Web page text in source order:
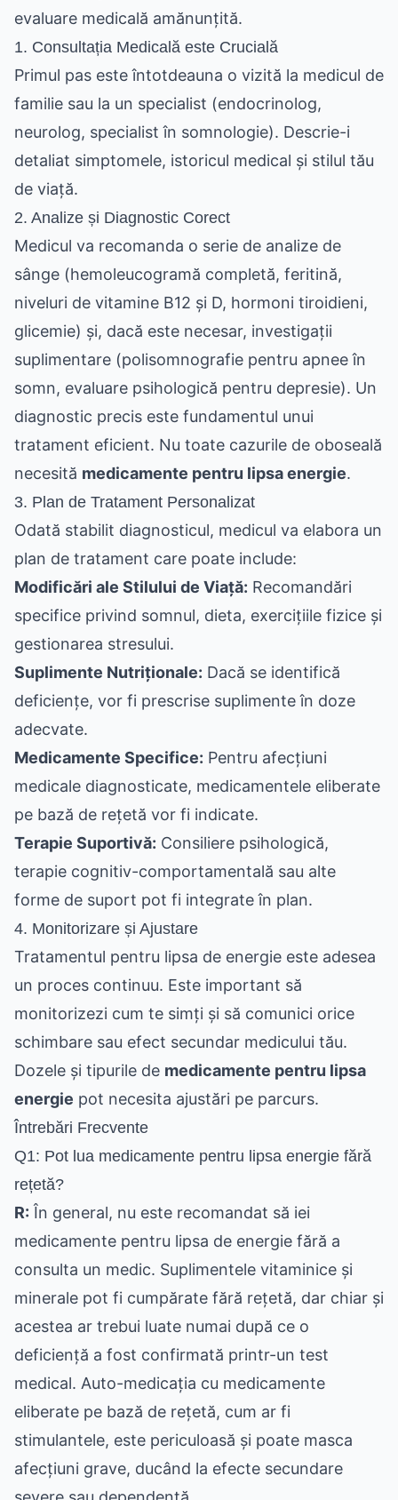
evaluare medicală amănunțită.
1. Consultația Medicală este Crucială
Primul pas este întotdeauna o vizită la medicul de
familie sau la un specialist (endocrinolog,
neurolog, specialist în somnologie). Descrie-i
detaliat simptomele, istoricul medical și stilul tău
de viață.
2. Analize și Diagnostic Corect
Medicul va recomanda o serie de analize de
sânge (hemoleucogramă completă, feritină,
niveluri de vitamine B12 și D, hormoni tiroidieni,
glicemie) și, dacă este necesar, investigații
suplimentare (polisomnografie pentru apnee în
somn, evaluare psihologică pentru depresie). Un
diagnostic precis este fundamentul unui
tratament eficient. Nu toate cazurile de oboseală
necesită medicamente pentru lipsa energie.
3. Plan de Tratament Personalizat
Odată stabilit diagnosticul, medicul va elabora un
plan de tratament care poate include:
Modificări ale Stilului de Viață: Recomandări
specifice privind somnul, dieta, exercițiile fizice și
gestionarea stresului.
Suplimente Nutriționale: Dacă se identifică
deficiențe, vor fi prescrise suplimente în doze
adecvate.
Medicamente Specifice: Pentru afecțiuni
medicale diagnosticate, medicamentele eliberate
pe bază de rețetă vor fi indicate.
Terapie Suportivă: Consiliere psihologică,
terapie cognitiv-comportamentală sau alte
forme de suport pot fi integrate în plan.
4. Monitorizare și Ajustare
Tratamentul pentru lipsa de energie este adesea
un proces continuu. Este important să
monitorizezi cum te simți și să comunici orice
schimbare sau efect secundar medicului tău.
Dozele și tipurile de medicamente pentru lipsa
energie pot necesita ajustări pe parcurs.
Întrebări Frecvente
Q1: Pot lua medicamente pentru lipsa energie fără
rețetă?
R: În general, nu este recomandat să iei
medicamente pentru lipsa de energie fără a
consulta un medic. Suplimentele vitaminice și
minerale pot fi cumpărate fără rețetă, dar chiar și
acestea ar trebui luate numai după ce o
deficiență a fost confirmată printr-un test
medical. Auto-medicația cu medicamente
eliberate pe bază de rețetă, cum ar fi
stimulantele, este periculoasă și poate masca
afecțiuni grave, ducând la efecte secundare